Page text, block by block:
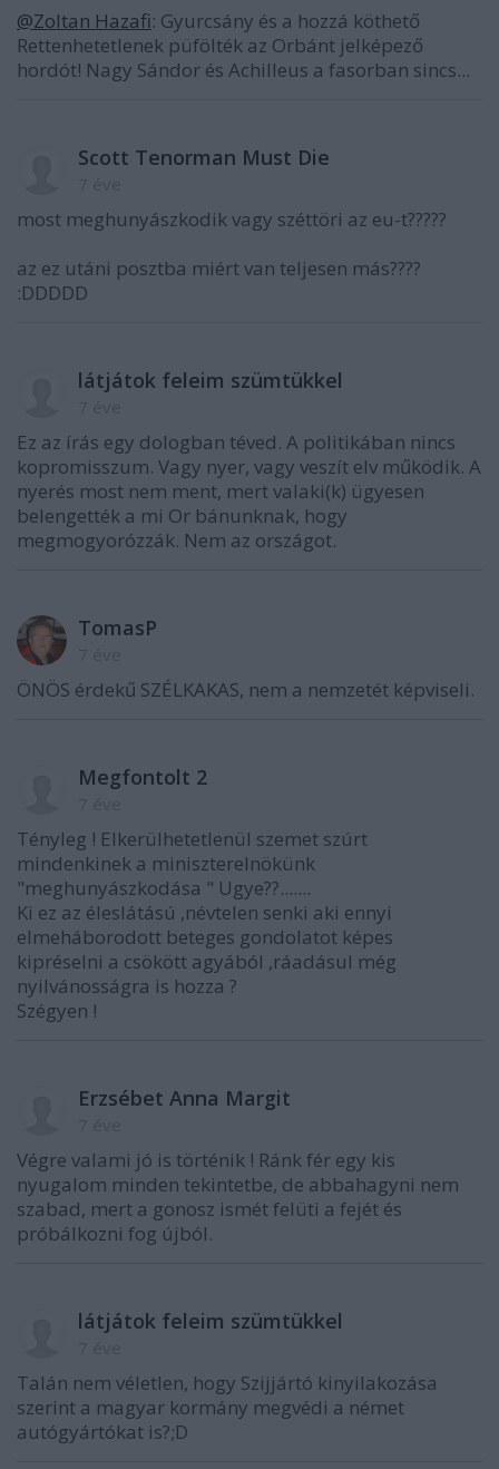
@Zoltan Hazafi: Gyurcsány és a hozzá köthető
Rettenhetetlenek püfölték az Orbánt jelképező
hordót! Nagy Sándor és Achilleus a fasorban sincs...
Scott Tenorman Must Die
most meghunyászkodik vagy széttöri az eu-t?????
az ez utáni posztba miért van teljesen más????
:DDDDD
látjátok feleim szümtükkel
Ez az írás egy dologban téved. A politikában nincs
kopromisszum. Vagy nyer, vagy veszít elv működik. A
nyerés most nem ment, mert valaki(k) ügyesen
belengették a mi Or bánunknak, hogy
megmogyorózzák. Nem az országot.
TomasP
ÖNÖS érdekű SZÉLKAKAS, nem a nemzetét képviseli.
Megfontolt 2
Tényleg ! Elkerülhetetlenül szemet szúrt
mindenkinek a miniszterelnökünk
"meghunyászkodása " Ugye??.......
Ki ez az éleslátású ,névtelen senki aki ennyi
elmeháborodott beteges gondolatot képes
kipréselni a csökött agyából ,ráadásul még
nyilvánosságra is hozza ?
Szégyen !
Erzsébet Anna Margit
Végre valami jó is történik ! Ránk fér egy kis
nyugalom minden tekintetbe, de abbahagyni nem
szabad, mert a gonosz ismét felüti a fejét és
próbálkozni fog újból.
látjátok feleim szümtükkel
Talán nem véletlen, hogy Szijjártó kinyilakozása
szerint a magyar kormány megvédi a német
autógyártókat is?;D